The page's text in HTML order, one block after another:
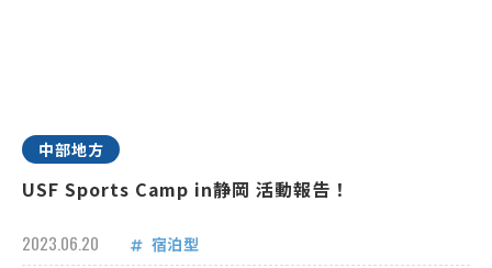
中部地方
USF Sports Camp in静岡 活動報告！
2023.06.20 宿泊型